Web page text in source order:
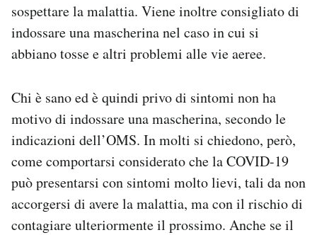
sospettare la malattia. Viene inoltre consigliato di
indossare una mascherina nel caso in cui si
abbiano tosse e altri problemi alle vie aeree.
Chi è sano ed è quindi privo di sintomi non ha
motivo di indossare una mascherina, secondo le
indicazioni dell’OMS. In molti si chiedono, però,
come comportarsi considerato che la COVID-19
può presentarsi con sintomi molto lievi, tali da non
accorgersi di avere la malattia, ma con il rischio di
contagiare ulteriormente il prossimo. Anche se il